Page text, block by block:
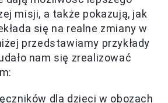
misji, a także pokazują, jak
się na realne zmiany w
przedstawiamy przykłady
nam się zrealizować
dla dzieci w obozach